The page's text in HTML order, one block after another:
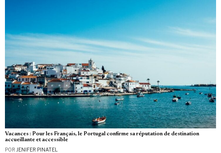
Vacances : Pour les Français, le Portugal confirme sa réputation de destination
accueillante et accessible
POR JENIFER PINATEL